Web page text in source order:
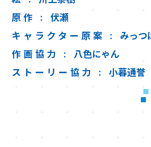
原作
伏瀬
キャラクター原案
みっつ
作画協力
八色にゃん
ストーリー協力
小暮通誉